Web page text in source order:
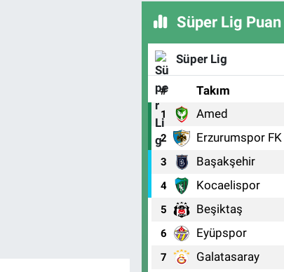
Süper Lig
Süper Lig
# Takım
1 Amed
2 Erzurumspor FK
3 Başakşehir
4 Kocaelispor
5 Beşiktaş
6 Eyüpspor
7 Galatasaray